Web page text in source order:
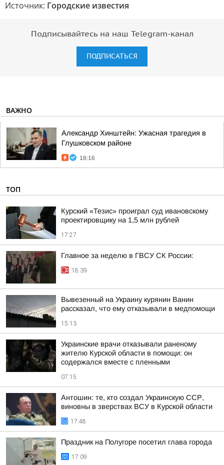
Источник: Городские известия
Подписывайтесь на наш Telegram-канал
ПОДПИСАТЬСЯ
ВАЖНО
Александр Хинштейн: Ужасная трагедия в
Глушковском районе
18:16
ТОП
Курский «Тезис» проиграл суд ивановскому
проектировщику на 1,5 млн рублей
17:27
Главное за неделю в ГВСУ СК России:
18:39
Вывезенный на Украину курянин Ванин
рассказал, что ему отказывали в медпомощи
15:13
Украинские врачи отказывали раненому
жителю Курской области в помощи: он
содержался вместе с пленными
07:15
Антошин: те, кто создал Украинскую ССР,
виновны в зверствах ВСУ в Курской области
17:48
Праздник на Полугоре посетил глава города
17:09